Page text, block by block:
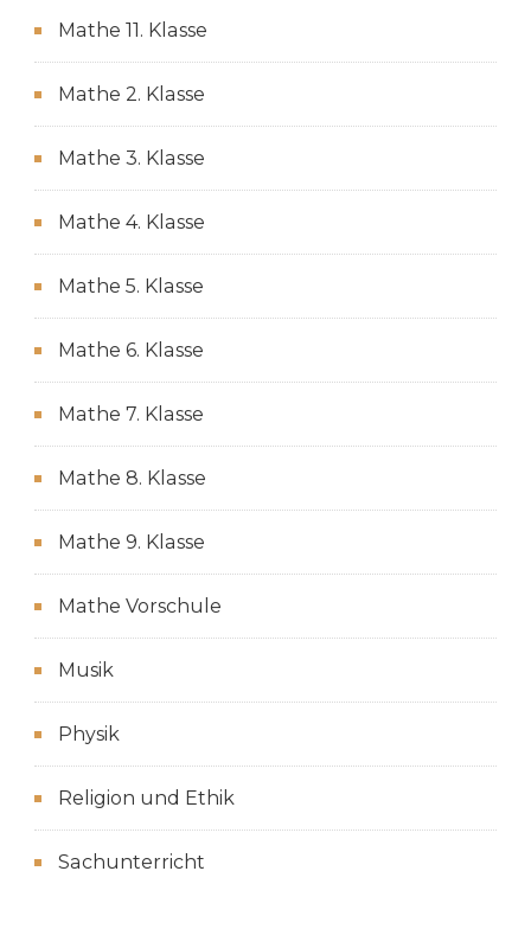
Mathe 11. Klasse
Mathe 2. Klasse
Mathe 3. Klasse
Mathe 4. Klasse
Mathe 5. Klasse
Mathe 6. Klasse
Mathe 7. Klasse
Mathe 8. Klasse
Mathe 9. Klasse
Mathe Vorschule
Musik
Physik
Religion und Ethik
Sachunterricht